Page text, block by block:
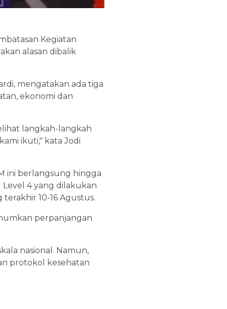
Kegiatan
alasan dibalik
mengatakan ada tiga
ekonomi dan
langkah-langkah
ikuti," kata Jodi
ini berlangsung hingga
4 yang dilakukan
10-16 Agustus.
perpanjangan
nasional. Namun,
protokol kesehatan